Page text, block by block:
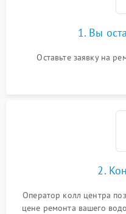
1. Вы
Оставьте заявку на
2.
Оператор колл центра
цене ремонта вашего